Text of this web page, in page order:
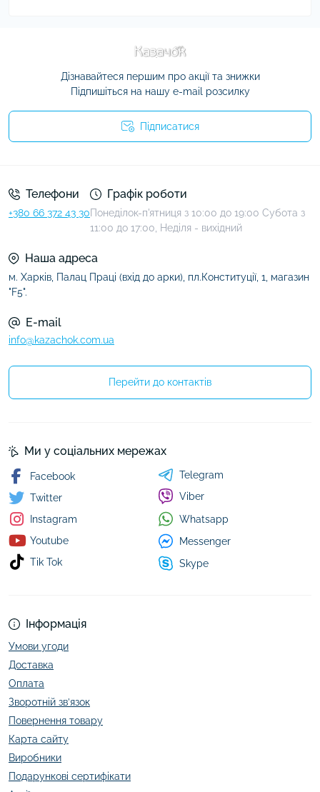
Дізнавайтеся першим про акції та знижки
Підпишіться на нашу e-mail розсилку
Підписатися
Телефони
+380 66 372 43 30
Графік роботи
Понеділок-п'ятниця з 10:00 до 19:00 Субота з
11:00 до 17:00, Неділя - вихідний
Наша адреса
м. Харків, Палац Праці (вхід до арки), пл.Конституції, 1, магазин
"F5".
E-mail
info@kazachok.com.ua
Перейти до контактів
Інформація
Умови угоди
Доставка
Оплата
Зворотній зв’язок
Повернення товару
Карта сайту
Виробники
Подарункові сертифікати
Ми у соціальних мережах
Facebook
Twitter
Instagram
Youtube
Tik Tok
Telegram
Viber
Whatsapp
Messenger
Skype